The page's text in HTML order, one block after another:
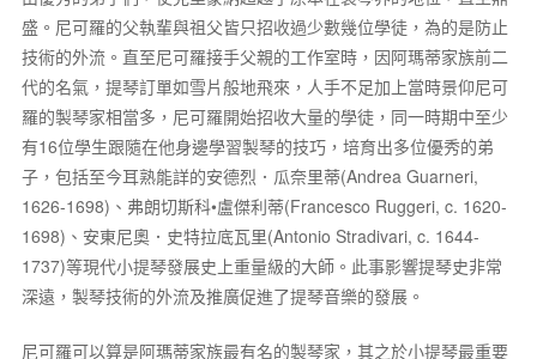
盛。尼可羅的父執輩與祖父皆只招收過少數幾位學徒，為的是防止
技術的外流。直至尼可羅接手父親的工作室時，因阿瑪蒂家族前二
代的名氣，提琴訂單如雪片般地飛來，人手不足加上當時景仰尼可
羅的製琴家相當多，尼可羅開始招收大量的學徒，同一時期中至少
有16位學生跟隨在他身邊學習製琴的技巧，培育出多位優秀的弟
子，包括至今耳熟能詳的安德烈．瓜奈里蒂(Andrea Guarneri,
1626-1698)、弗朗切斯科•盧傑利蒂(Francesco Ruggeri, c. 1620-
1698)、安東尼奧．史特拉底瓦里(Antonio Stradivari, c. 1644-
1737)等現代小提琴發展史上重量級的大師。此事影響提琴史非常
深遠，製琴技術的外流及推廣促進了提琴音樂的發展。
尼可羅可以算是阿瑪蒂家族最有名的製琴家，其之於小提琴最重要